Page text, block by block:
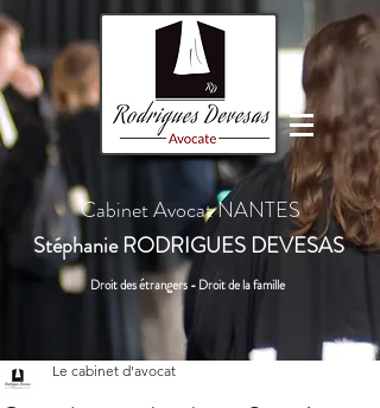
Cabinet Avocat NANTES
StéphanieRODRIGUES DEVESAS
Droit des étrangers - Droit de la famille
Le cabinet d'avocat